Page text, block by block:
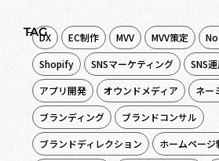
TAG
DX EC制作 MVV MVV策定
Shopify
SNSマーケティング
SNS
アプリ開発
オウンドメディア
ネー
ブランディング
ブランドコンサル
ブランドディレクション
ホームページ